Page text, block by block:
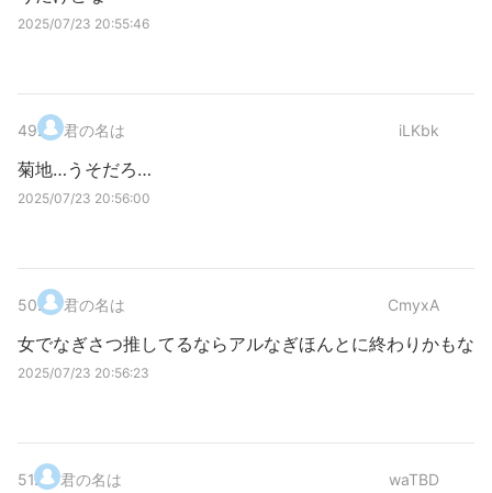
2025/07/23 20:55:46
49. 君の名は iLKbk
菊地…うそだろ…
2025/07/23 20:56:00
50. 君の名は CmyxA
女でなぎさつ推してるならアルなぎほんとに終わりかもな
2025/07/23 20:56:23
51. 君の名は waTBD